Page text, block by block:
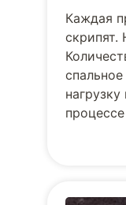
Каждая
скрипят.